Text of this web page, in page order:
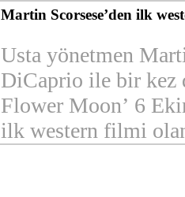
Martin Scorsese’den ilk
Usta yönetmen
DiCaprio ile bir kez
Flower Moon’ 6
ilk western filmi